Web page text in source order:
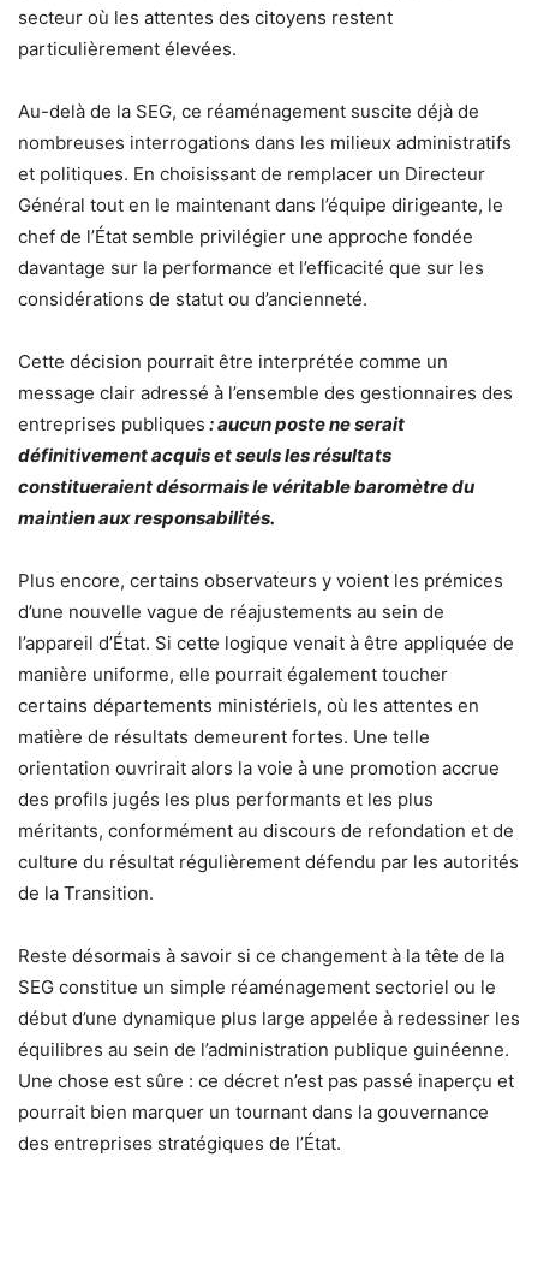
secteur où les attentes des citoyens restent
particulièrement élevées.
Au-delà de la SEG, ce réaménagement suscite déjà de
nombreuses interrogations dans les milieux administratifs
et politiques. En choisissant de remplacer un Directeur
Général tout en le maintenant dans l’équipe dirigeante, le
chef de l’État semble privilégier une approche fondée
davantage sur la performance et l’efficacité que sur les
considérations de statut ou d’ancienneté.
Cette décision pourrait être interprétée comme un
message clair adressé à l’ensemble des gestionnaires des
entreprises publiques : aucun poste ne serait
définitivement acquis et seuls les résultats
constitueraient désormais le véritable baromètre du
maintien aux responsabilités.
Plus encore, certains observateurs y voient les prémices
d’une nouvelle vague de réajustements au sein de
l’appareil d’État. Si cette logique venait à être appliquée de
manière uniforme, elle pourrait également toucher
certains départements ministériels, où les attentes en
matière de résultats demeurent fortes. Une telle
orientation ouvrirait alors la voie à une promotion accrue
des profils jugés les plus performants et les plus
méritants, conformément au discours de refondation et de
culture du résultat régulièrement défendu par les autorités
de la Transition.
Reste désormais à savoir si ce changement à la tête de la
SEG constitue un simple réaménagement sectoriel ou le
début d’une dynamique plus large appelée à redessiner les
équilibres au sein de l’administration publique guinéenne.
Une chose est sûre : ce décret n’est pas passé inaperçu et
pourrait bien marquer un tournant dans la gouvernance
des entreprises stratégiques de l’État.